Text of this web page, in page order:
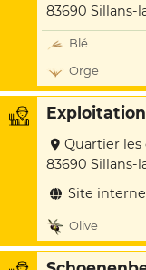
83690 Sillans-
Blé
Orge
Quartier les
83690 Sillans-
Site
Olive